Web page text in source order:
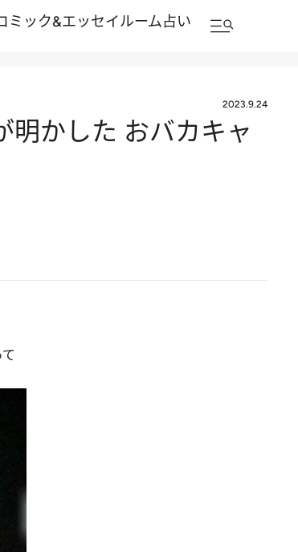
ミック&エッセイルーム占い
2023.9.24
かした おバカキャ